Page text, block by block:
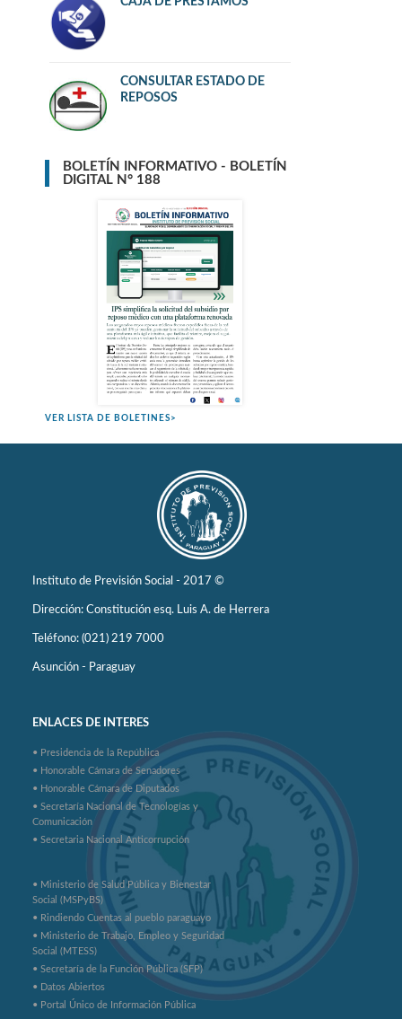
CONSULTAR ESTADO DE
REPOSOS
BOLETÍN INFORMATIVO - BOLETÍN
DIGITAL N° 188
VER LISTA DE BOLETINES>
Instituto de Previsión Social - 2017 ©
Dirección: Constitución esq. Luis A. de Herrera
Teléfono: (021) 219 7000
Asunción - Paraguay
ENLACES DE INTERES
• Presidencia de la República
• Honorable Cámara de Senadores
• Honorable Cámara de Diputados
• Secretaría Nacional de Tecnologías y
Comunicación
• Secretaria Nacional Anticorrupción
• Ministerio de Salud Pública y Bienestar
Social (MSPyBS)
• Rindiendo Cuentas al pueblo paraguayo
• Ministerio de Trabajo, Empleo y Seguridad
Social (MTESS)
• Secretaría de la Función Pública (SFP)
• Datos Abiertos
• Portal Único de Información Pública